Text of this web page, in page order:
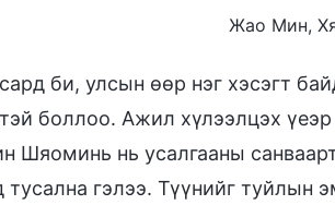
Жао Мин,
би, улсын өөр нэг хэсэгт
боллоо. Ажил хүлээлцэх
Шяоминь нь усалгааны
тусална гэлээ. Түүнийг туйлын